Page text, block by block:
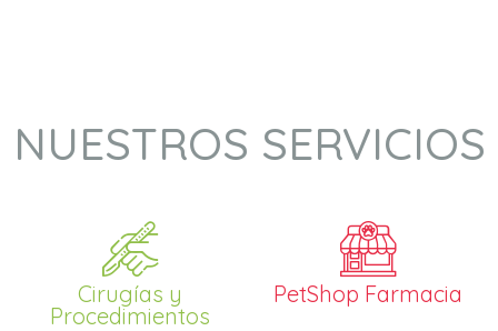
NUESTROS SERVICIOS
Cirugías y
Procedimientos
PetShop Farmacia